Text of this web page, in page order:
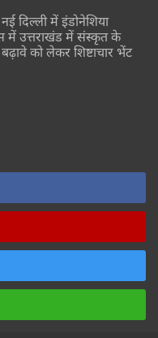
दिल्ली में इंडोनेशिया
में उत्तराखंड में संस्कृत के
को लेकर शिष्टाचार भेंट